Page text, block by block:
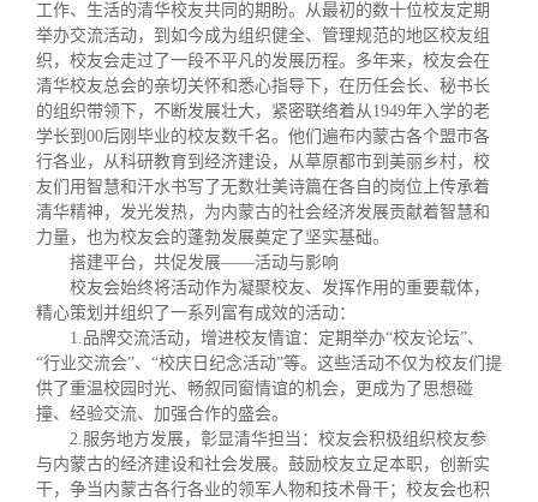
校友文苑
校友讲坛
校友视界
三创大赛
实用信息
会长致辞
总会章程
理事会名单
制度法规
联系我们
工作、生活的清华校友共同的期盼。从最初的数十位校友定期
举办交流活动，到如今成为组织健全、管理规范的地区校友组
织，校友会走过了一段不平凡的发展历程。多年来，校友会在
清华校友总会的亲切关怀和悉心指导下，在历任会长、秘书长
的组织带领下，不断发展壮大，紧密联络着从1949年入学的老
学长到00后刚毕业的校友数千名。他们遍布内蒙古各个盟市各
行各业，从科研教育到经济建设，从草原都市到美丽乡村，校
友们用智慧和汗水书写了无数壮美诗篇在各自的岗位上传承着
清华精神，发光发热，为内蒙古的社会经济发展贡献着智慧和
力量，也为校友会的蓬勃发展奠定了坚实基础。
搭建平台，共促发展——活动与影响
校友会始终将活动作为凝聚校友、发挥作用的重要载体，
精心策划并组织了一系列富有成效的活动：
1.品牌交流活动，增进校友情谊：定期举办“校友论坛”、
“行业交流会”、“校庆日纪念活动”等。这些活动不仅为校友们提
供了重温校园时光、畅叙同窗情谊的机会，更成为了思想碰
撞、经验交流、加强合作的盛会。
2.服务地方发展，彰显清华担当：校友会积极组织校友参
与内蒙古的经济建设和社会发展。鼓励校友立足本职，创新实
干，争当内蒙古各行各业的领军人物和技术骨干；校友会也积